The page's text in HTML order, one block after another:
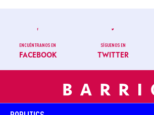
ENCUÉNTRANOS EN
FACEBOOK
SÍGUENOS EN
TWITTER